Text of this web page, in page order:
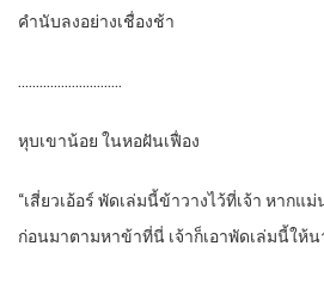
คำนับลงอย่างเชื่องช้า
………………………..
หุบเขาน้อย ในหอฝันเฟื่อง
“เสี่ยวเอ้อร์ พัดเล่มนี้ข้าวางไว้ที่เจ้า หากแ
ก่อนมาตามหาข้าที่นี่ เจ้าก็เอาพัดเล่มนี้ให้น